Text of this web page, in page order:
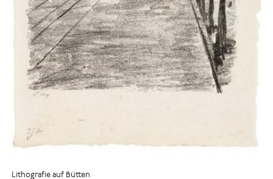
Lithografie auf Bütten